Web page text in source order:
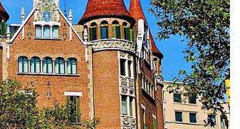
ЧИТАТЬ